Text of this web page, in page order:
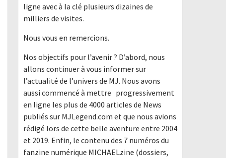
ligne avec à la clé plusieurs dizaines de
milliers de visites.
Nous vous en remercions.
Nos objectifs pour l’avenir ? D’abord, nous
allons continuer à vous informer sur
l’actualité de l’univers de MJ. Nous avons
aussi commencé à mettre progressivement
en ligne les plus de 4000 articles de News
publiés sur MJLegend.com et que nous avions
rédigé lors de cette belle aventure entre 2004
et 2019. Enfin, le contenu des 7 numéros du
fanzine numérique MICHAELzine (dossiers,